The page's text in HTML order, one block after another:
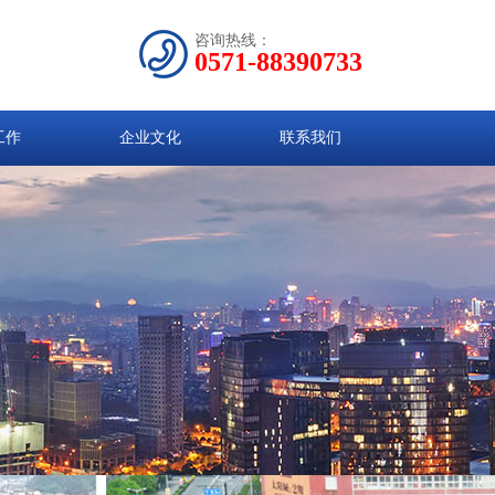
咨询热线：
0571-88390733
作 企业文化 联系我们